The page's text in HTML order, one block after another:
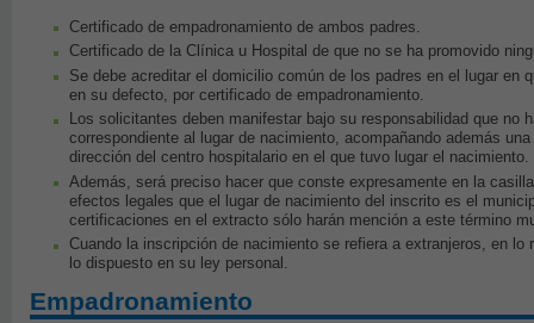
Certificado de empadronamiento de ambos padres.
Certificado de la Clínica u Hospital de que no se ha promovido
Se debe acreditar el domicilio común de los padres en el lugar en
en su defecto, por certificado de empadronamiento.
Los solicitantes deben manifestar bajo su responsabilidad que no
correspondiente al lugar de nacimiento, acompañando además
dirección del centro hospitalario en el que tuvo lugar el nacimiento.
Además, será preciso hacer que conste expresamente en la
efectos legales que el lugar de nacimiento del inscrito es el
certificaciones en el extracto sólo harán mención a este término
Cuando la inscripción de nacimiento se refiera a extranjeros, en
lo dispuesto en su ley personal.
Empadronamiento